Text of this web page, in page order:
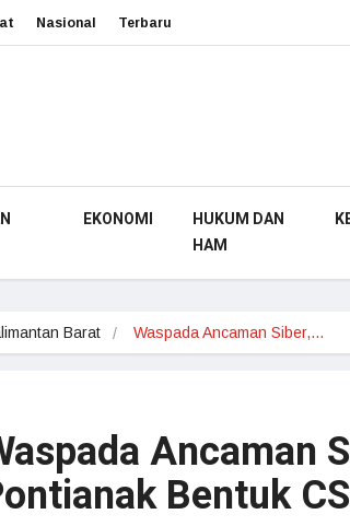
Nasional Terbaru
EKONOMI
HUKUM DAN
HAM
Barat Waspada Ancaman Siber,…
Ancaman
Bentuk